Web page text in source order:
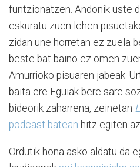
funtzionatzen. Andonik uste
eskuratu zuen lehen
zidan une horretan ez zuela
beste bat baino ez omen
Amurrioko pisuaren jabeak.
baita ere Eguiak bere sare
bideorik zaharrena, zeinetan
podcast batean hitz egiten
Ordutik hona asko aldatu da